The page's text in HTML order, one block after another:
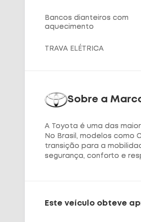
Bancos dianteiros com
aquecimento
TRAVA ELÉTRICA
Sobre a
A Toyota é uma das
No Brasil, modelos como
transição para a
segurança, conforto e
Este veículo obteve